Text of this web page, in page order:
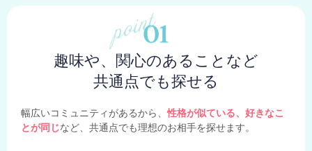
趣味や、関心のあることなど
共通点でも探せる
幅広いコミュニティがあるから、性格が似ている、好きなこ
とが同じなど、共通点でも理想のお相手を探せます。